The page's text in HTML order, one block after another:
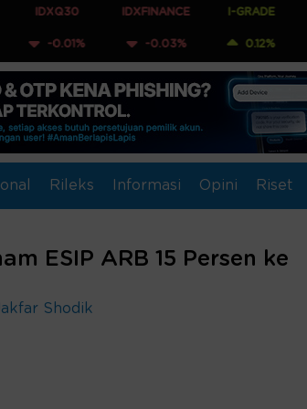
IDXFINANCE
-0.03%
I-GRADE
0.12%
INFOBANK15
0.20%
Rileks Informasi Opini Riset
ESIP ARB 15 Persen ke
Shodik